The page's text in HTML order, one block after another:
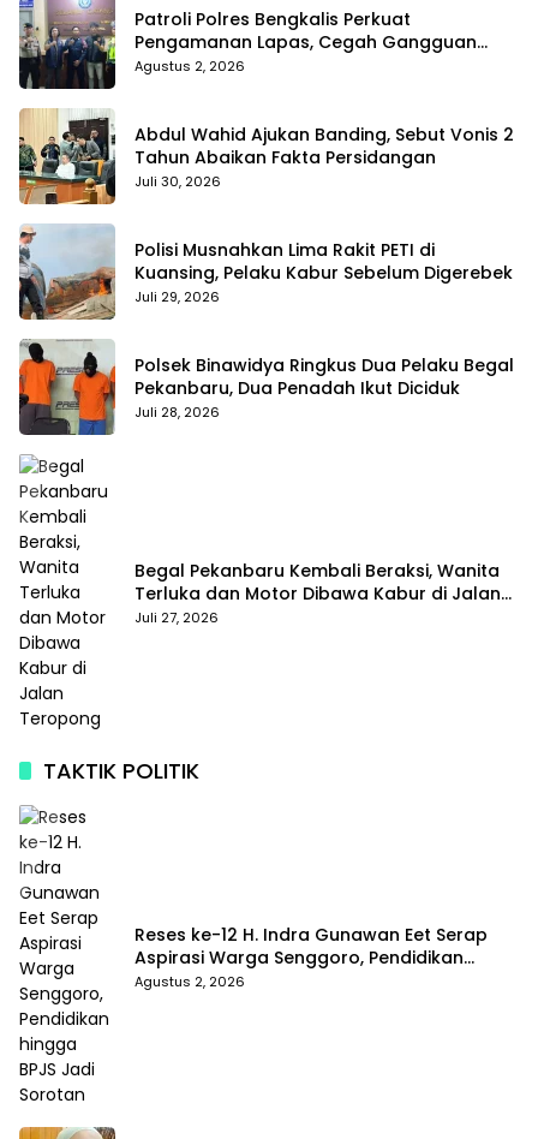
Patroli Polres Bengkalis Perkuat
Pengamanan Lapas, Cegah Gangguan
Kamtib Sejak Dini
Agustus 2, 2026
Abdul Wahid Ajukan Banding, Sebut Vonis 2
Tahun Abaikan Fakta Persidangan
Juli 30, 2026
Polisi Musnahkan Lima Rakit PETI di
Kuansing, Pelaku Kabur Sebelum Digerebek
Juli 29, 2026
Polsek Binawidya Ringkus Dua Pelaku Begal
Pekanbaru, Dua Penadah Ikut Diciduk
Juli 28, 2026
Begal Pekanbaru Kembali Beraksi, Wanita
Terluka dan Motor Dibawa Kabur di Jalan
Teropong
Juli 27, 2026
TAKTIK POLITIK
Reses ke-12 H. Indra Gunawan Eet Serap
Aspirasi Warga Senggoro, Pendidikan
hingga BPJS Jadi Sorotan
Agustus 2, 2026